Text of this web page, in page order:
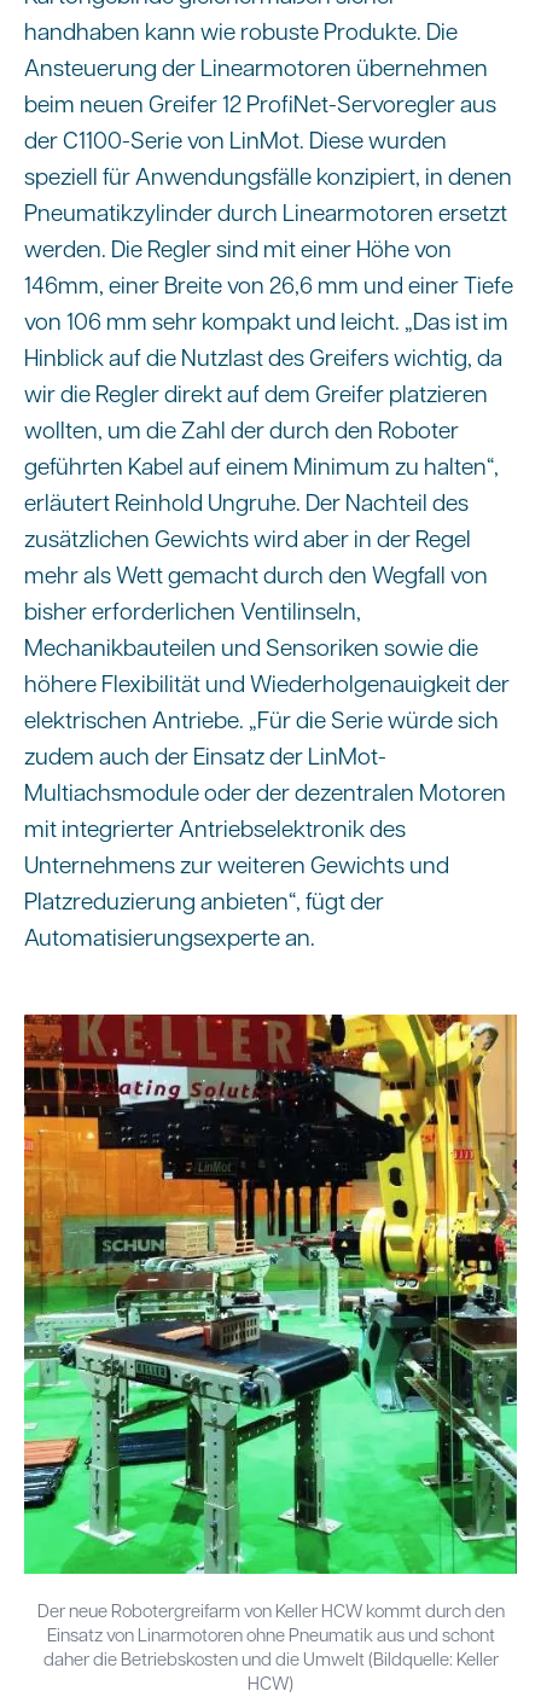
handhaben kann wie robuste Produkte. Die
Ansteuerung der Linearmotoren übernehmen
beim neuen Greifer 12 ProfiNet-Servoregler aus
der C1100-Serie von LinMot. Diese wurden
speziell für Anwendungsfälle konzipiert, in denen
Pneumatikzylinder durch Linearmotoren ersetzt
werden. Die Regler sind mit einer Höhe von
146mm, einer Breite von 26,6 mm und einer Tiefe
von 106 mm sehr kompakt und leicht. „Das ist im
Hinblick auf die Nutzlast des Greifers wichtig, da
wir die Regler direkt auf dem Greifer platzieren
wollten, um die Zahl der durch den Roboter
geführten Kabel auf einem Minimum zu halten“,
erläutert Reinhold Ungruhe. Der Nachteil des
zusätzlichen Gewichts wird aber in der Regel
mehr als Wett gemacht durch den Wegfall von
bisher erforderlichen Ventilinseln,
Mechanikbauteilen und Sensoriken sowie die
höhere Flexibilität und Wiederholgenauigkeit der
elektrischen Antriebe. „Für die Serie würde sich
zudem auch der Einsatz der LinMot-
Multiachsmodule oder der dezentralen Motoren
mit integrierter Antriebselektronik des
Unternehmens zur weiteren Gewichts und
Platzreduzierung anbieten“, fügt der
Automatisierungsexperte an.
Der neue Robotergreifarm von Keller HCW kommt durch den
Einsatz von Linarmotoren ohne Pneumatik aus und schont
daher die Betriebskosten und die Umwelt (Bildquelle: Keller
HCW)